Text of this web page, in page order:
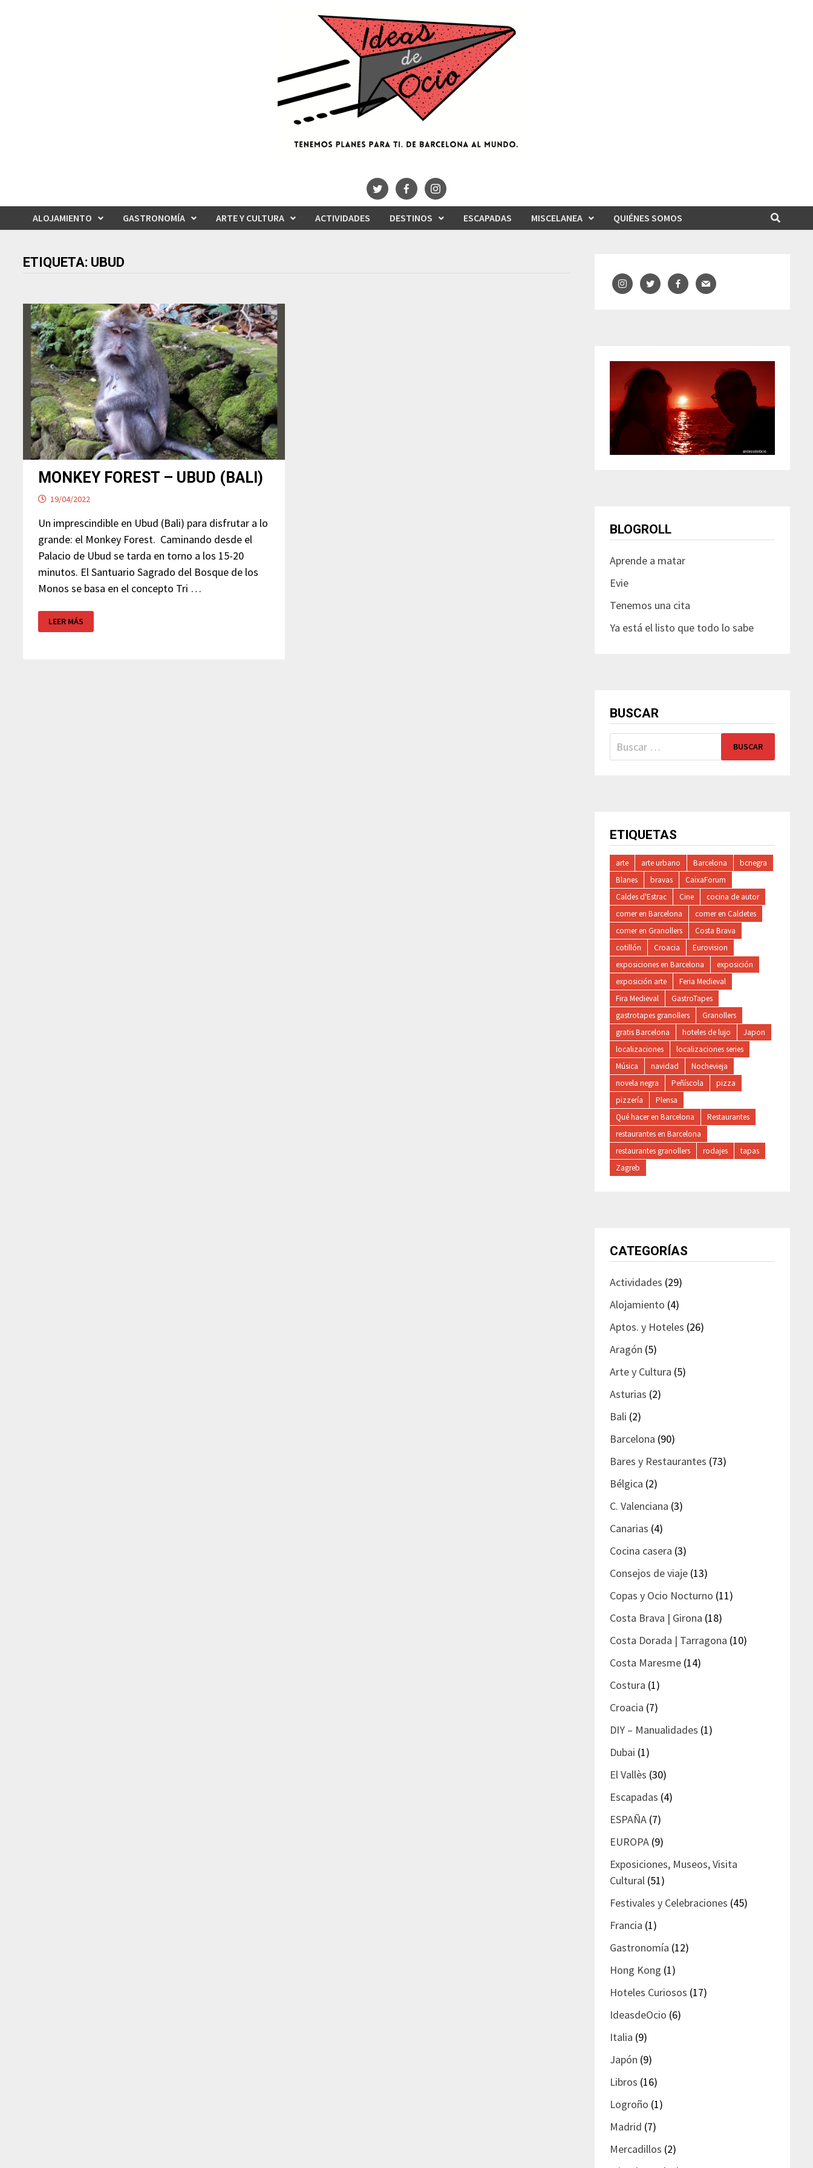
ALOJAMIENTO GASTRONOMÍA ARTE Y CULTURA ACTIVIDADES DESTINOS ESCAPADAS MISCELANEA QUIÉNES SOMOS
ETIQUETA: UBUD
MONKEY FOREST – UBUD (BALI)
19/04/2022
Un imprescindible en Ubud (Bali) para disfrutar a lo
grande: el Monkey Forest. Caminando desde el
Palacio de Ubud se tarda en torno a los 15-20
minutos. El Santuario Sagrado del Bosque de los
Monos se basa en el concepto Tri …
MONKEY
FOREST
–
LEER MÁS
BLOGROLL
Aprende a matar
Evie
Tenemos una cita
Ya está el listo que todo lo sabe
BUSCAR
Buscar:
ETIQUETAS
arte arte urbano Barcelona
bcnegra
Blanes
bravas
CaixaForum
Caldes d'Estrac
Cine
cocina de autor
comer en Barcelona
comer en Caldetes
comer en Granollers
Costa Brava
cotillón
Croacia
Eurovision
exposiciones en Barcelona
exposición
exposición arte
Feria Medieval
Fira Medieval
GastroTapes
gastrotapes granollers
Granollers
gratis Barcelona
hoteles de lujo
Japon
localizaciones
localizaciones series
Música
navidad
Nochevieja
novela negra
Peñíscola
pizza
pizzería
Plensa
Qué hacer en Barcelona
Restaurantes
restaurantes en Barcelona
restaurantes granollers
rodajes
tapas
Zagreb
CATEGORÍAS
Actividades (29)
Alojamiento (4)
Aptos. y Hoteles (26)
Aragón (5)
Arte y Cultura (5)
Asturias (2)
Bali (2)
Barcelona (90)
Bares y Restaurantes (73)
Bélgica (2)
C. Valenciana (3)
Canarias (4)
Cocina casera (3)
Consejos de viaje (13)
Copas y Ocio Nocturno (11)
Costa Brava | Girona (18)
Costa Dorada | Tarragona (10)
Costa Maresme (14)
Costura (1)
Croacia (7)
DIY – Manualidades (1)
Dubai (1)
El Vallès (30)
Escapadas (4)
ESPAÑA (7)
EUROPA (9)
Exposiciones, Museos, Visita
Cultural (51)
Festivales y Celebraciones (45)
Francia (1)
Gastronomía (12)
Hong Kong (1)
Hoteles Curiosos (17)
IdeasdeOcio (6)
Italia (9)
Japón (9)
Libros (16)
Logroño (1)
Madrid (7)
Mercadillos (2)